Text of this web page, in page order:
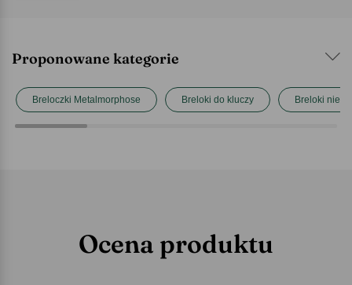
Proponowane kategorie
Breloczki Metalmorphose Breloki do kluczy Breloki
Ocena produktu